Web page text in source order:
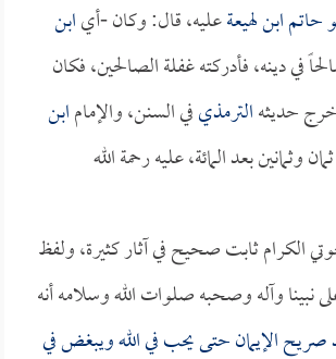
حاتمابن لهيعةعليه، قال: وكان -أيابن
في دينه، فأدركته غفلة الصالحين، فكان
حديثهالترمذيفي السنن، والإمامابن
وثمانين بعد المائة، عليه رحمة الله
الكرام ثابت صحيح في آثار كثيرة، ولفظ
نبينا وآله وصحبه صلوات الله وسلامه أنه
صريح الإيمان حتى يحب في الله ويبغض في